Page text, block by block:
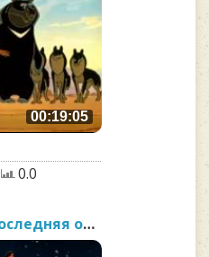
00:19:05
0.0
Маугли. Последняя охота...